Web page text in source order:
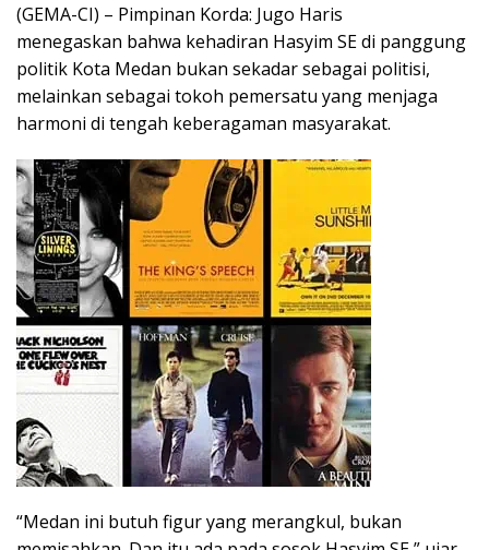
(GEMA-CI) – Pimpinan Korda: Jugo Haris
menegaskan bahwa kehadiran Hasyim SE di panggung
politik Kota Medan bukan sekadar sebagai politisi,
melainkan sebagai tokoh pemersatu yang menjaga
harmoni di tengah keberagaman masyarakat.
“Medan ini butuh figur yang merangkul, bukan